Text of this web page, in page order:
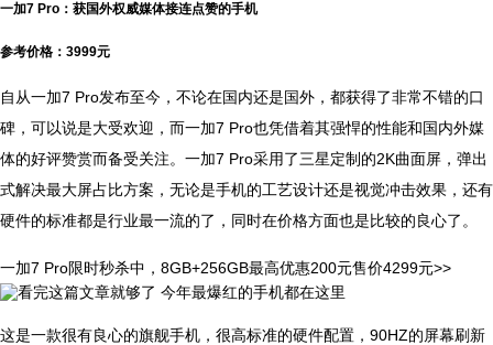
一加7 Pro：获国外权威媒体接连点赞的手机
参考价格：3999元
自从一加7 Pro发布至今，不论在国内还是国外，都获得了非常不错的口
碑，可以说是大受欢迎，而一加7 Pro也凭借着其强悍的性能和国内外媒
体的好评赞赏而备受关注。一加7 Pro采用了三星定制的2K曲面屏，弹出
式解决最大屏占比方案，无论是手机的工艺设计还是视觉冲击效果，还有
硬件的标准都是行业最一流的了，同时在价格方面也是比较的良心了。
一加7 Pro限时秒杀中，8GB+256GB最高优惠200元售价4299元>>
这是一款很有良心的旗舰手机，很高标准的硬件配置，90HZ的屏幕刷新